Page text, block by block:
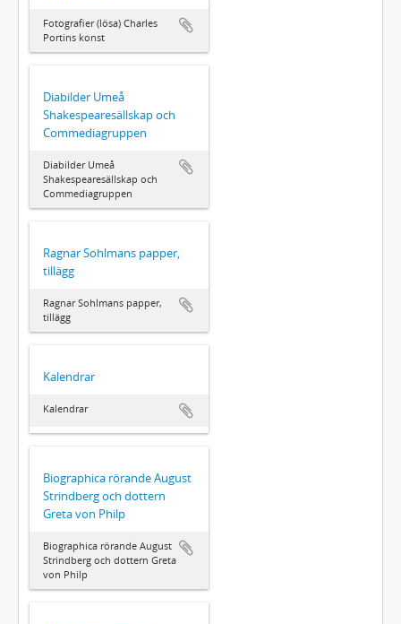
Fotografier (lösa) Charles
Portins konst
Diabilder Umeå
Shakespearesällskap och
Commediagruppen
Diabilder Umeå
Shakespearesällskap och
Commediagruppen
Ragnar Sohlmans papper,
tillägg
Ragnar Sohlmans papper,
tillägg
Kalendrar
Kalendrar
Biographica rörande August
Strindberg och dottern
Greta von Philp
Biographica rörande August
Strindberg och dottern Greta
von Philp